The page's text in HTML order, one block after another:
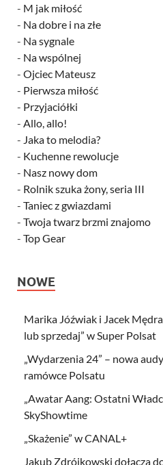
- M jak miłość
- Na dobre i na złe
- Na sygnale
- Na wspólnej
- Ojciec Mateusz
- Pierwsza miłość
- Przyjaciółki
- Allo, allo!
- Jaka to melodia?
- Kuchenne rewolucje
- Nasz nowy dom
- Rolnik szuka żony, seria III
- Taniec z gwiazdami
- Twoja twarz brzmi znajomo
- Top Gear
NOWE
Marika Jóźwiak i Jacek
lub sprzedaj” w Super Polsat
„Wydarzenia 24” – nowa
ramówce Polsatu
„Awatar Aang: Ostatni
SkyShowtime
„Skażenie” w CANAL+
Jakub Zdrójkowski dołącza